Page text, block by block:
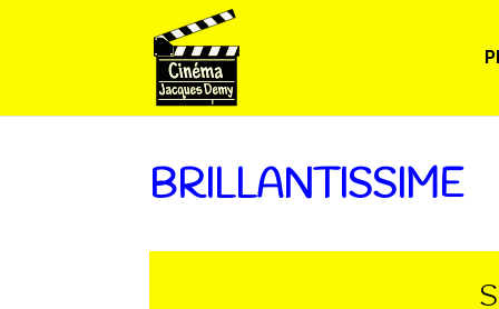
BRILLANTISSIME